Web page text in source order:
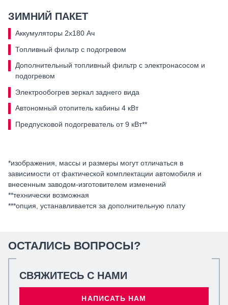
ЗИМНИЙ ПАКЕТ
Аккумуляторы 2х180 Ач
Топливный фильтр с подогревом
Дополнительный топливный фильтр с электронасосом и
подогревом
Электрообогрев зеркал заднего вида
Автономный отопитель кабины 4 кВт
Предпусковой подогреватель от 9 кВт**
*изображения, массы и размеры могут отличаться в
зависимости от фактической комплектации автомобиля и
внесенным заводом-изготовителем изменений
**технически возможная
***опция, устанавливается за дополнительную плату
ОСТАЛИСЬ ВОПРОСЫ?
СВЯЖИТЕСЬ С НАМИ
НАПИСАТЬ НАМ